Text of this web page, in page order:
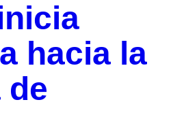
hacia la
de